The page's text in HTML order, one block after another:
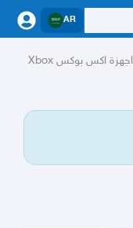
AR
اجهزة اكس بوكس Xbox